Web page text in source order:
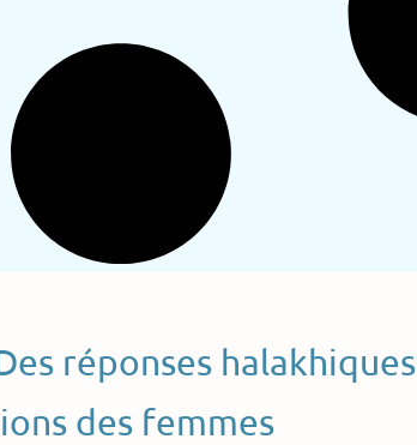
réponses halakhiques
des femmes